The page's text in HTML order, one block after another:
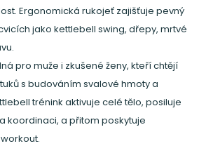
Ergonomická rukojeť zajišťuje pevný
jako kettlebell swing, dřepy, mrtvé
pro muže i zkušené ženy, kteří chtějí
s budováním svalové hmoty a
trénink aktivuje celé tělo, posiluje
koordinaci, a přitom poskytuje